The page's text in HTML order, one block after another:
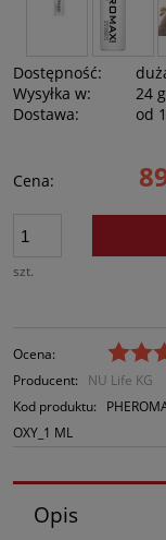
Dostępność:
Wysyłka w:
24
Dostawa:
od
Cena nie zawiera
Cena:
szt.
Ocena:
Producent:
NU Life KG
Kod produktu:
OXY_1 ML
Opis